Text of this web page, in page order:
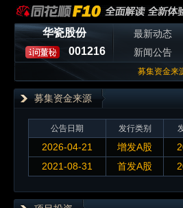
华瓷股份
001216
最新动态
新闻公告
募集资金来
募集资金来源
公告日期 发行类别
2026-04-21 增发A股
2021-08-31
首发A股